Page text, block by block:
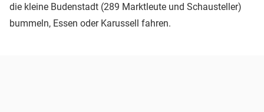
die kleine Budenstadt (289 Marktleute und Schausteller)
bummeln, Essen oder Karussell fahren.